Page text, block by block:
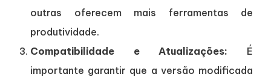
outras oferecem mais ferramentas de
produtividade.
Compatibilidade e Atualizações: É
importante garantir que a versão modificada